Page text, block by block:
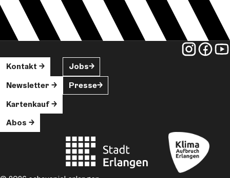
Kontakt
Newsletter
Kartenkauf
Abos
Jobs
Presse